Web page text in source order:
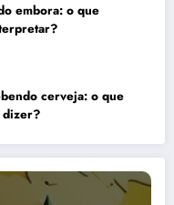
embora: o que
cerveja: o que
dizer?